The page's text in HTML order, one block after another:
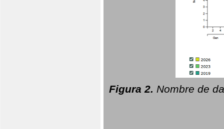
Figura 2. Nombre de